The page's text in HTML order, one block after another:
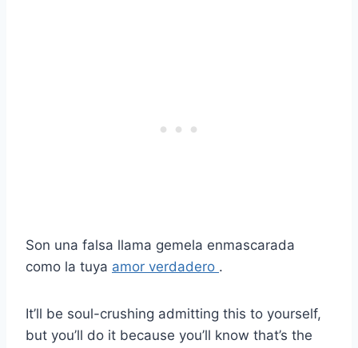
Son una falsa llama gemela enmascarada
como la tuya amor verdadero .
It’ll be soul-crushing admitting this to yourself,
but you’ll do it because you’ll know that’s the